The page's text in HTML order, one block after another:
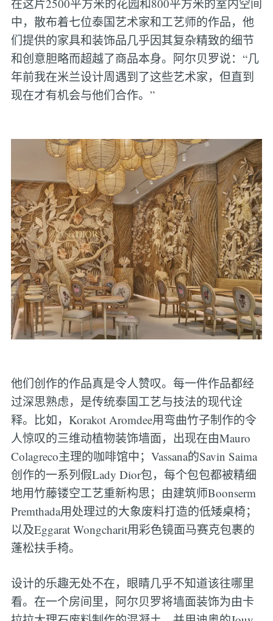
在这片2500平方米的花园和800平方米的室内空间
中，散布着七位泰国艺术家和工艺师的作品，他
们提供的家具和装饰品几乎因其复杂精致的细节
和创意胆略而超越了商品本身。阿尔贝罗说：“几
年前我在米兰设计周遇到了这些艺术家，但直到
现在才有机会与他们合作。”
他们创作的作品真是令人赞叹。每一件作品都经
过深思熟虑，是传统泰国工艺与技法的现代诠
释。比如，Korakot Aromdee用弯曲竹子制作的令
人惊叹的三维动植物装饰墙面，出现在由Mauro
Colagreco主理的咖啡馆中；Vassana的Savin Saima
创作的一系列假Lady Dior包，每个包包都被精细
地用竹藤镂空工艺重新构思；由建筑师Boonserm
Premthada用处理过的大象废料打造的低矮桌椅；
以及Eggarat Wongcharit用彩色镜面马赛克包裹的
蓬松扶手椅。
设计的乐趣无处不在，眼睛几乎不知道该往哪里
看。在一个房间里，阿尔贝罗将墙面装饰为由卡